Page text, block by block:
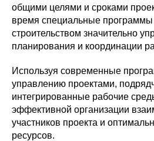
общими целями и сроками
время специальные программы
строительством значительно
планирования и координации
Используя современные
управлению проектами,
интегрированные рабочие
эффективной организации
участников проекта и
ресурсов.